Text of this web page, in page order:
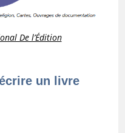
De l’Édition
un livre